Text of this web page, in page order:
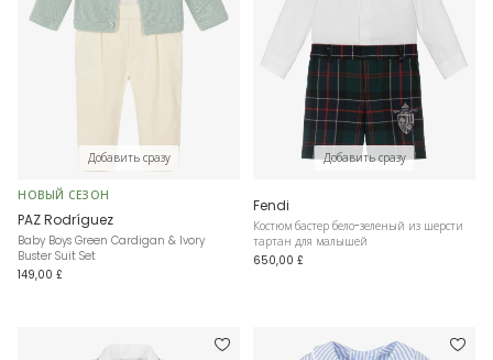
Добавить сразу
НОВЫЙ СЕЗОН
PAZ Rodríguez
Baby Boys Green Cardigan & Ivory
Buster Suit Set
149,00 £
Добавить сразу
Fendi
Костюм бастер бело-зеленый из шерсти
тартан для малышей
650,00 £